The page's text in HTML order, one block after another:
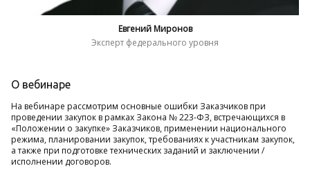
Евгений Миронов
Эксперт федерального уровня
О вебинаре
На вебинаре рассмотрим основные ошибки Заказчиков при
проведении закупок в рамках Закона № 223-ФЗ, встречающихся в
«Положении о закупке» Заказчиков, применении национального
режима, планировании закупок, требованиях к участникам закупок,
а также при подготовке технических заданий и заключении /
исполнении договоров.